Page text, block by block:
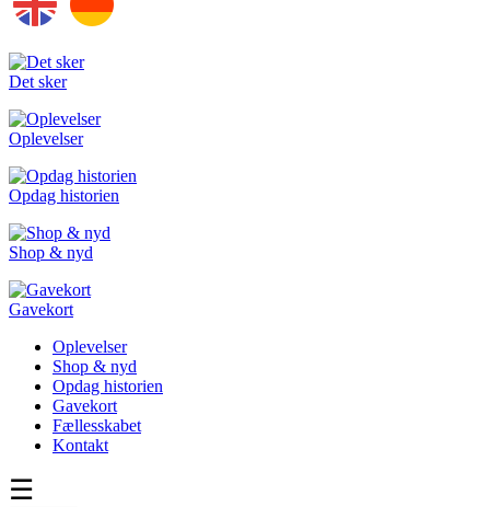
Det sker
Oplevelser
Opdag historien
Shop & nyd
Gavekort
Oplevelser
Shop & nyd
Opdag historien
Gavekort
Fællesskabet
Kontakt
☰